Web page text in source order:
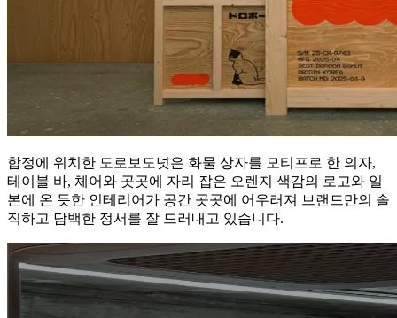
합정에 위치한 도로보도넛은 화물 상자를 모티프로 한 의자,
테이블 바, 체어와 곳곳에 자리 잡은 오렌지 색감의 로고와 일
본에 온 듯한 인테리어가 공간 곳곳에 어우러져 브랜드만의 솔
직하고 담백한 정서를 잘 드러내고 있습니다.